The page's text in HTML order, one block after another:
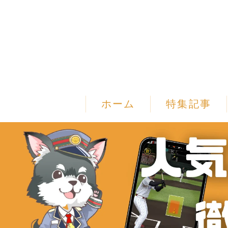
ホーム 特集記事